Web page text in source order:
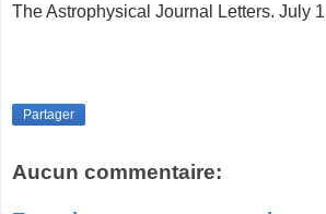
The Astrophysical Journal Letters. July
Partager
Aucun commentaire: